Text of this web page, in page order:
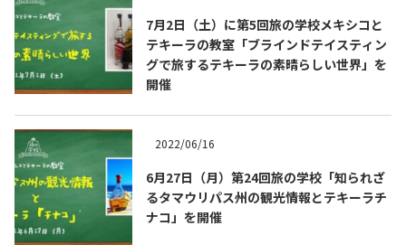
Tequila Journal SNS 在日メキシコ大使館 SNS
7月2日（土）に第5回旅の学校メキシコと
テキーラの教室「ブラインドテイスティン
グで旅するテキーラの素晴らしい世界」を
開催
2022/06/16
6月27日（月）第24回旅の学校「知られざ
るタマウリパス州の観光情報とテキーラチ
ナコ」を開催